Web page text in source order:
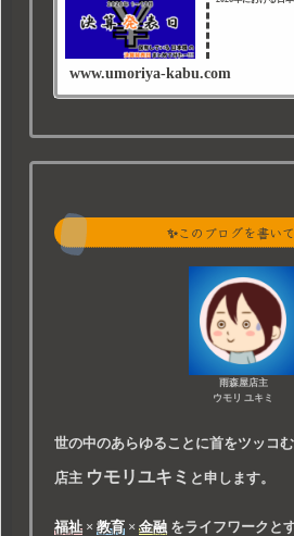
www.umoriya-kabu.com
✨このブログを書い
雨森屋店主
ウモリ ユキミ
世の中のあらゆることに首をツッコ
店主 ウモリユキミ と申します。
福祉× 教育× 金融をライフワークと